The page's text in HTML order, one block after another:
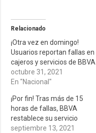
Relacionado
¡Otra vez en domingo!
Usuarios reportan fallas en
cajeros y servicios de BBVA
octubre 31, 2021
En "Nacional"
¡Por fin! Tras más de 15
horas de fallas, BBVA
restablece su servicio
septiembre 13, 2021